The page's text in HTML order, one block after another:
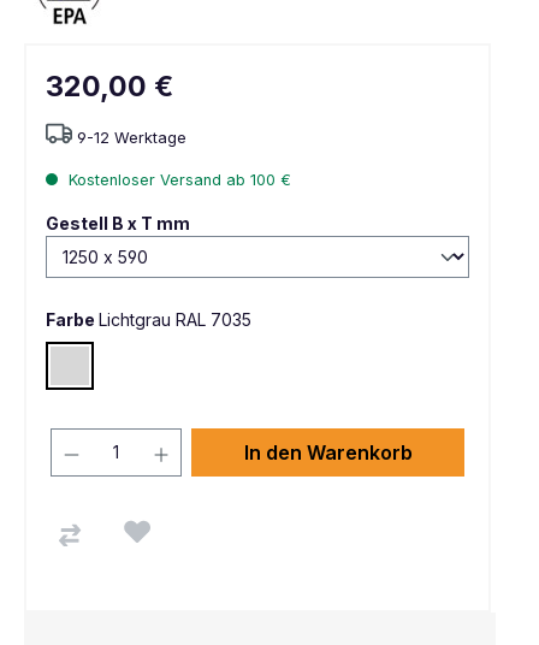
320,00 €
9-12 Werktage
Kostenloser Versand ab 100 €
Gestell B x T mm
Farbe Lichtgrau RAL 7035
In den Warenkorb